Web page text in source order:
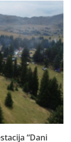
“Dani